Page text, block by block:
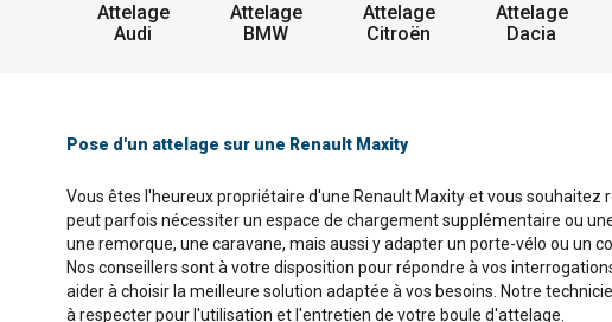
Attelage
Audi
Attelage
BMW
Attelage
Citroën
Attelage
Dacia
Pose d'un attelage sur une Renault Maxity
Vous êtes l'heureux propriétaire d'une Renault Maxity et vous
peut parfois nécessiter un espace de chargement supplémentaire ou
une remorque, une caravane, mais aussi y adapter un porte-vélo ou un
Nos conseillers sont à votre disposition pour répondre à vos
aider à choisir la meilleure solution adaptée à vos besoins. Notre
à respecter pour l'utilisation et l'entretien de votre boule d'attelage.